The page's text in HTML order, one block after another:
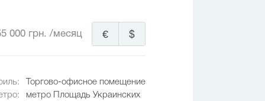
000 грн. /месяц $
€
Торгово-офисное помещение
метро Площадь Украинских